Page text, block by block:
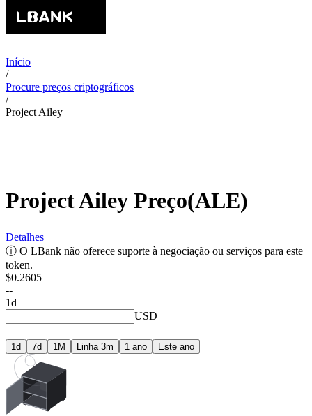
Início
/
Procure preços criptográficos
/
Project Ailey
Project Ailey Preço(ALE)
Detalhes
ⓘ O LBank não oferece suporte à negociação ou serviços para este
token.
$0.2605
--
1d
USD
1d 7d 1M Linha 3m 1 ano Este ano